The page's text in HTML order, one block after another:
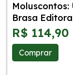
Moluscontos:
Brasa Editora
R$ 114,90
Comprar